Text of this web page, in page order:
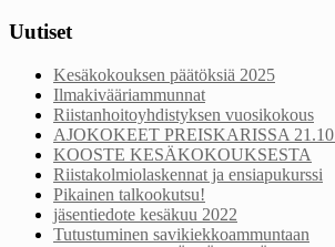
Uutiset
Kesäkokouksen päätöksiä 2025
Ilmakivääriammunnat
Riistanhoitoyhdistyksen vuosikokous
AJOKOKEET PREISKARISSA
KOOSTE KESÄKOKOUKSESTA
Riistakolmiolaskennat ja ensiapukurssi
Pikainen talkookutsu!
jäsentiedote kesäkuu 2022
Tutustuminen savikiekkoammuntaan